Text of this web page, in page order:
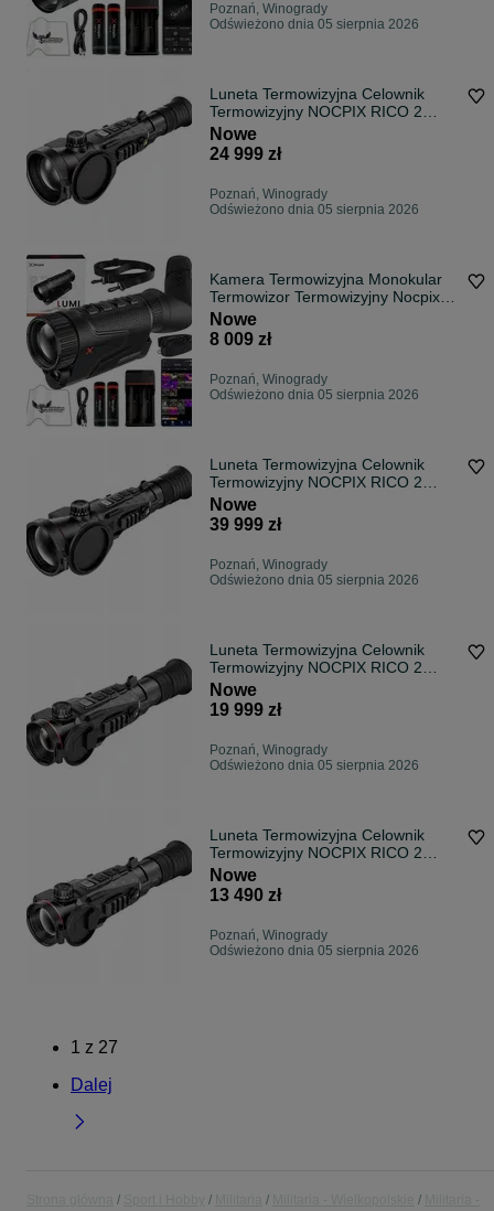
Poznań, Winogrady
Odświeżono dnia 05 sierpnia 2026
Luneta Termowizyjna Celownik
Termowizyjny NOCPIX RICO 2
H75R LRF 3896m
Nowe
24 999 zł
Poznań, Winogrady
Odświeżono dnia 05 sierpnia 2026
Kamera Termowizyjna Monokular
Termowizor Termowizyjny Nocpix
Lumi H35R
Nowe
8 009 zł
Poznań, Winogrady
Odświeżono dnia 05 sierpnia 2026
Luneta Termowizyjna Celownik
Termowizyjny NOCPIX RICO 2
S75R LRF 3896m
Nowe
39 999 zł
Poznań, Winogrady
Odświeżono dnia 05 sierpnia 2026
Luneta Termowizyjna Celownik
Termowizyjny NOCPIX RICO 2
H50R LRF 2600m
Nowe
19 999 zł
Poznań, Winogrady
Odświeżono dnia 05 sierpnia 2026
Luneta Termowizyjna Celownik
Termowizyjny NOCPIX RICO 2
L42R LRF 2197m
Nowe
13 490 zł
Poznań, Winogrady
Odświeżono dnia 05 sierpnia 2026
1 z 27
Dalej